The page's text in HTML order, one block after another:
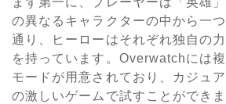
の異なるキャラクターの中から一
通り、ヒーローはそれぞれ独自の
を持っています。 Overwatchには
モードが用意されており、カジュ
の激しいゲームで試すことができ